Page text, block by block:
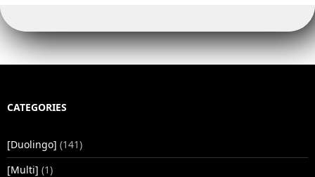
CATEGORIES
[Duolingo] (141)
[Multi] (1)